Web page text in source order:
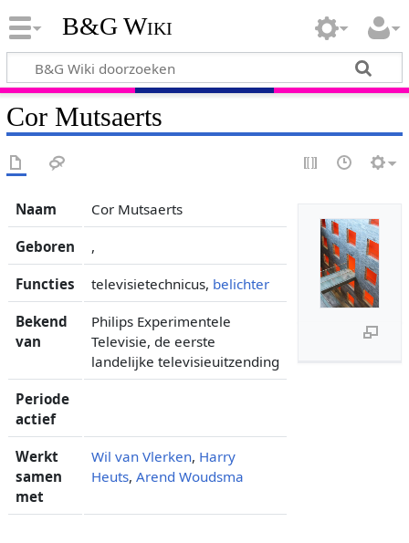
B&G Wiki
Cor Mutsaerts
Naam Cor Mutsaerts
Geboren ,
Functies televisietechnicus, belichter
Bekend
van
Philips Experimentele
Televisie, de eerste
landelijke televisieuitzending
Periode
actief
Werkt
samen
met
Wil van Vlerken, Harry
Heuts, Arend Woudsma